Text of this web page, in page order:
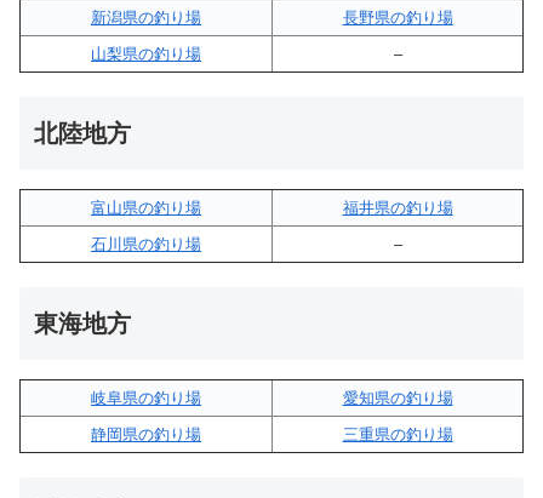
新潟県の釣り場
長野県の釣り場
山梨県の釣り場
–
北陸地方
富山県の釣り場
福井県の釣り場
石川県の釣り場
–
東海地方
岐阜県の釣り場
愛知県の釣り場
静岡県の釣り場
三重県の釣り場